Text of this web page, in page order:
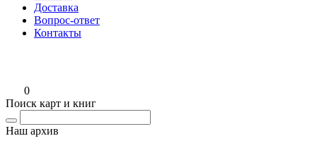
Доставка
Вопрос-ответ
Контакты
0
Поиск карт и книг
Наш архив